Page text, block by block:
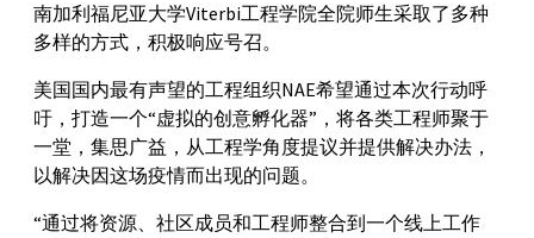
南加利福尼亚大学Viterbi工程学院全院师生采取了多种
多样的方式，积极响应号召。
美国国内最有声望的工程组织NAE希望通过本次行动呼
吁，打造一个“虚拟的创意孵化器”，将各类工程师聚于
一堂，集思广益，从工程学角度提议并提供解决办法，
以解决因这场疫情而出现的问题。
“通过将资源、社区成员和工程师整合到一个线上工作